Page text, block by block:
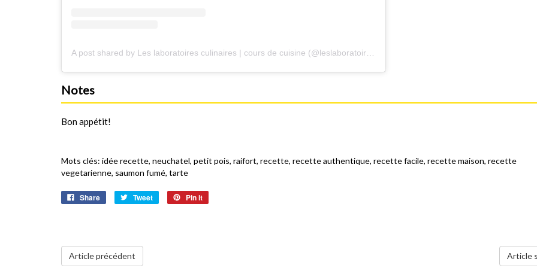
Notes
Bon appétit!
Mots clés: idée recette, neuchatel, petit pois, raifort, recette, recette authentique, recette facile, recette maison, recette
vegetarienne, saumon fumé, tarte
Share Tweet Pin it
Article précédent Article